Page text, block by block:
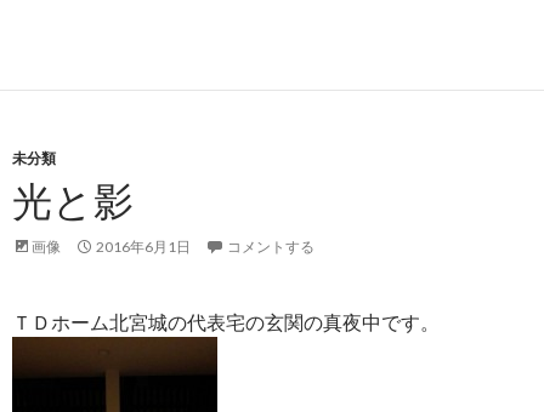
未分類
光と影
画像 2016年6月1日 コメントする
ＴＤホーム北宮城の代表宅の玄関の真夜中です。